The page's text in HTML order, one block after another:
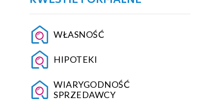
WŁASNOŚĆ
HIPOTEKI
WIARYGODNOŚĆ
SPRZEDAWCY